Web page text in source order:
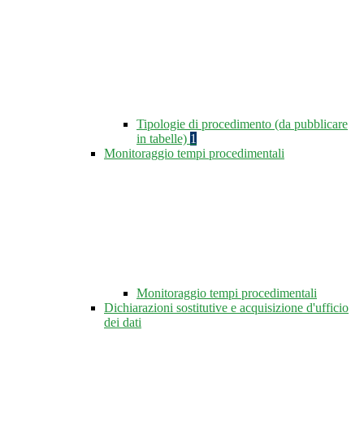
Tipologie di procedimento (da pubblicare
in tabelle) 1
Monitoraggio tempi procedimentali
Monitoraggio tempi procedimentali
Dichiarazioni sostitutive e acquisizione d'ufficio
dei dati